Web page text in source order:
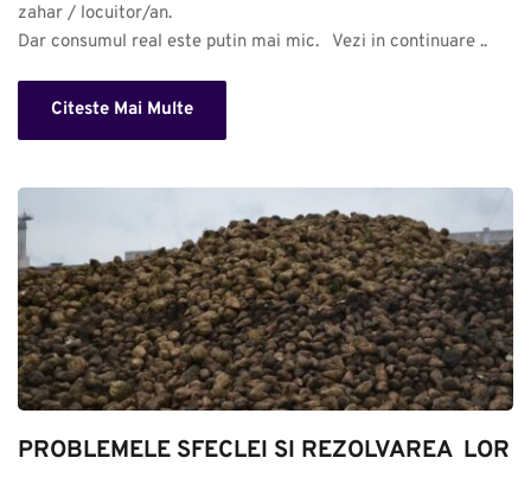
zahar / locuitor/an.
Dar consumul real este putin mai mic.   Vezi in continuare ..
Citeste Mai Multe
PROBLEMELE SFECLEI SI REZOLVAREA  LOR